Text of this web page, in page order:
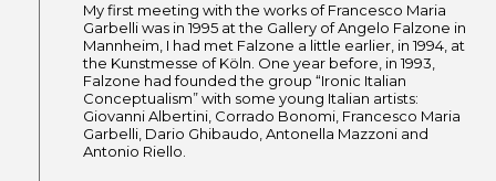
My first meeting with the works of Francesco Maria
Garbelli was in 1995 at the Gallery of Angelo Falzone in
Mannheim, I had met Falzone a little earlier, in 1994, at
the Kunstmesse of Köln. One year before, in 1993,
Falzone had founded the group “Ironic Italian
Conceptualism” with some young Italian artists:
Giovanni Albertini, Corrado Bonomi, Francesco Maria
Garbelli, Dario Ghibaudo, Antonella Mazzoni and
Antonio Riello.